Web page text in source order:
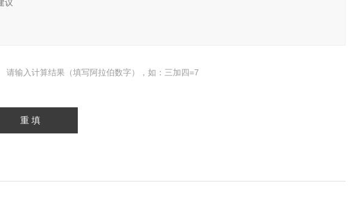
请输入计算结果（填写阿拉伯数字），如：三加四=7